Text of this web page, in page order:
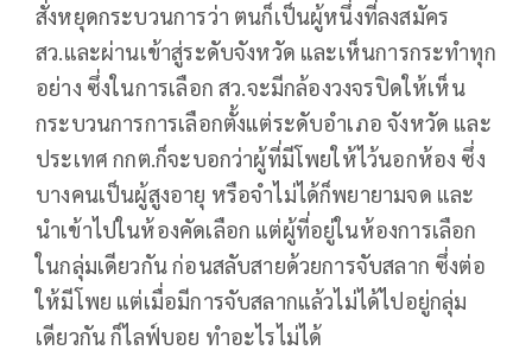
สั่งหยุดกระบวนการว่า ตนก็เป็นผู้หนึ่งที่ลงสมัคร
สว.และผ่านเข้าสู่ระดับจังหวัด และเห็นการกระทำทุก
อย่าง ซึ่งในการเลือก สว.จะมีกล้องวงจรปิดให้เห็น
กระบวนการการเลือกตั้งแต่ระดับอำเภอ จังหวัด และ
ประเทศ กกต.ก็จะบอกว่าผู้ที่มีโพยให้ไว้นอกห้อง ซึ่ง
บางคนเป็นผู้สูงอายุ หรือจำไม่ได้ก็พยายามจด และ
นำเข้าไปในห้องคัดเลือก แต่ผู้ที่อยู่ในห้องการเลือก
ในกลุ่มเดียวกัน ก่อนสลับสายด้วยการจับสลาก ซึ่งต่อ
ให้มีโพย แต่เมื่อมีการจับสลากแล้วไม่ได้ไปอยู่กลุ่ม
เดียวกัน ก็ไลฟ์บอย ทำอะไรไม่ได้